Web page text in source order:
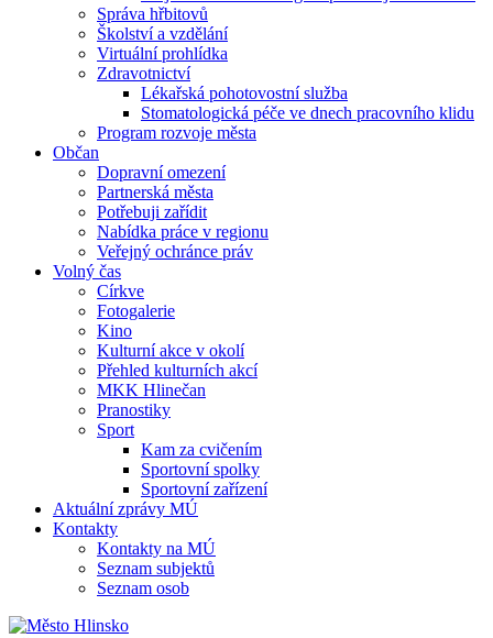
Správa hřbitovů
Školství a vzdělání
Virtuální prohlídka
Zdravotnictví
Lékařská pohotovostní služba
Stomatologická péče ve dnech pracovního klidu
Program rozvoje města
Občan
Dopravní omezení
Partnerská města
Potřebuji zařídit
Nabídka práce v regionu
Veřejný ochránce práv
Volný čas
Církve
Fotogalerie
Kino
Kulturní akce v okolí
Přehled kulturních akcí
MKK Hlinečan
Pranostiky
Sport
Kam za cvičením
Sportovní spolky
Sportovní zařízení
Aktuální zprávy MÚ
Kontakty
Kontakty na MÚ
Seznam subjektů
Seznam osob